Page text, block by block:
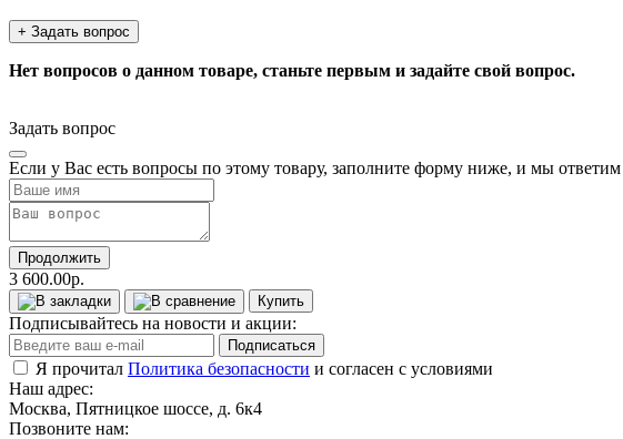
+ Задать вопрос
Нет вопросов о данном товаре, станьте первым и задайте свой вопрос.
Задать вопрос
Если у Вас есть вопросы по этому товару, заполните форму ниже, и мы
Продолжить
3 600.00р.
Купить
Подписывайтесь на новости и акции:
Подписаться
Я прочитал Политика безопасности и согласен с условиями
Наш адрес:
Москва, Пятницкое шоссе, д. 6к4
Позвоните нам: